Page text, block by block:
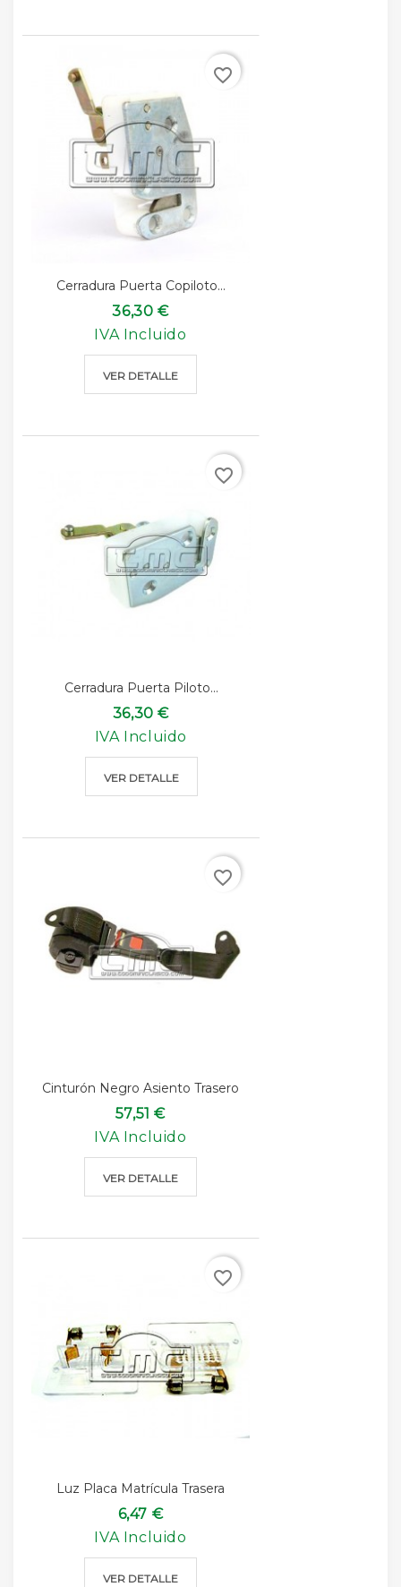
Cerradura Puerta Copiloto...
36,30 €
IVA Incluido
VER DETALLE
favorite_border
Cerradura Puerta Piloto...
36,30 €
IVA Incluido
VER DETALLE
favorite_border
Cinturón Negro Asiento Trasero
57,51 €
IVA Incluido
VER DETALLE
favorite_border
Luz Placa Matrícula Trasera
6,47 €
IVA Incluido
VER DETALLE
favorite_border